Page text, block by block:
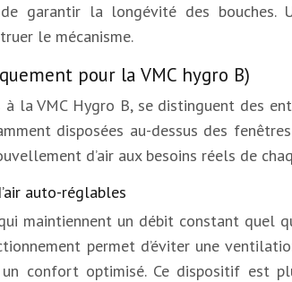
garantir la longévité des bouches.
le mécanisme.
pour la VMC hygro B)
à la VMC Hygro B, se distinguent des
disposées au-dessus des
d’air aux besoins réels de
auto-réglables
maintiennent un débit constant
permet d’éviter une
un confort optimisé. Ce dispositif